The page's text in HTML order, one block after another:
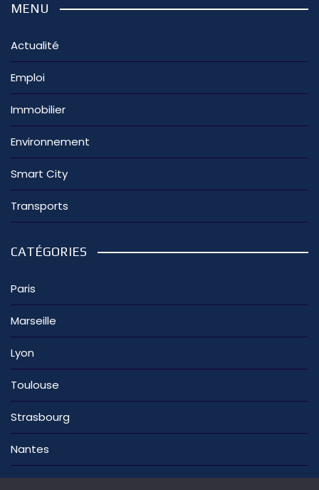
MENU
Actualité
Emploi
Immobilier
Environnement
Smart City
Transports
CATÉGORIES
Paris
Marseille
Lyon
Toulouse
Strasbourg
Nantes